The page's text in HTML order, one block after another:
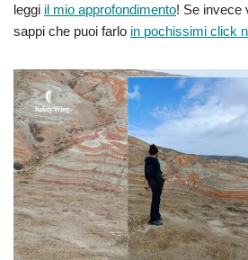
leggi il mio approfondimento! Se invece
sappi che puoi farlo in pochissimi click